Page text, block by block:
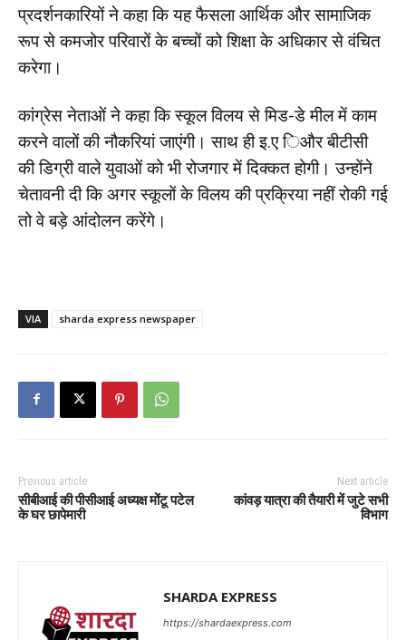
प्रदर्शनकारियों ने कहा कि यह फैसला आर्थिक और सामाजिक
रूप से कमजोर परिवारों के बच्चों को शिक्षा के अधिकार से वंचित
करेगा।
कांग्रेस नेताओं ने कहा कि स्कूल विलय से मिड-डे मील में काम
करने वालों की नौकरियां जाएंगी। साथ ही इ.ए िऔर बीटीसी
की डिग्री वाले युवाओं को भी रोजगार में दिक्कत होगी। उन्होंने
चेतावनी दी कि अगर स्कूलों के विलय की प्रक्रिया नहीं रोकी गई
तो वे बड़े आंदोलन करेंगे।
VIA sharda express newspaper
Previous article
सीबीआई की पीसीआई अध्यक्ष मोंटू पटेल
के घर छापेमारी
Next article
कांवड़ यात्रा की तैयारी में जुटे सभी
विभाग
SHARDA EXPRESS
https://shardaexpress.com